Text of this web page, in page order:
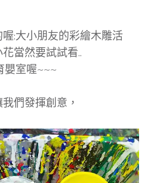
:大小朋友的彩繪木雕活
當然要試試看..
嬰室喔~~~
們發揮創意，